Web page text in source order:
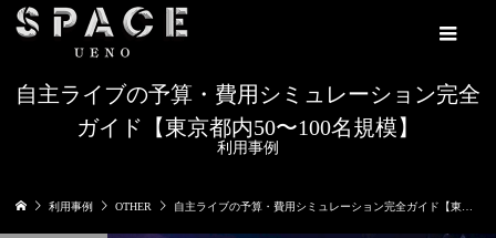
自主ライブの予算・費用シミュレーション完全
ガイド【東京都内50〜100名規模】
利用事例
利用事例 OTHER 自主ライブの予算・費用シミュレーション完全ガイド【東京都内50〜100名規模】